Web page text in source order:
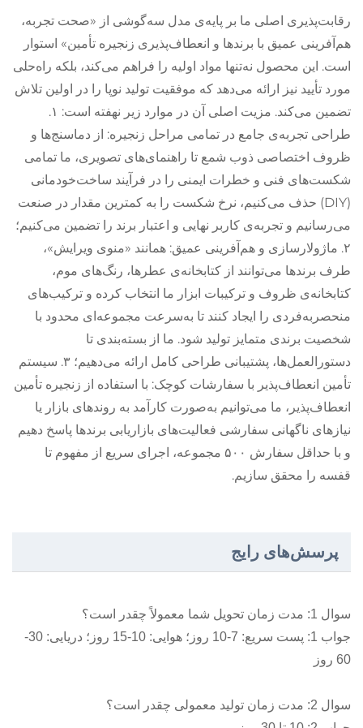
رقابت‌پذیری اصلی ما بر پایه‌ی مدل سه‌گوشی از «صحت تجربه،
هم‌آفرینی عمیق با برندها و انعطاف‌پذیری زنجیره تأمین» استوار
است. این محصول نه‌تنها مواد اولیه را فراهم می‌کند، بلکه راه‌حلی
مورد تأیید نیز ارائه می‌دهد که موفقیت تولید نوپا را در اولین تلاش
تضمین می‌کند. مزیت اصلی آن در موارد زیر نهفته است: ۱.
طراحی تجربه‌ی جامع در تمامی مراحل زنجیره: از دماسنج‌ها و
ظروف اختصاصی ذوب شمع تا راهنمای‌های تصویری، ما تمامی
شکست‌های فنی و خطرات ایمنی را در فرآیند ساخت‌خودمانی
(DIY) حذف می‌کنیم، نرخ شکست را به کمترین مقدار در صنعت
می‌رسانیم و تجربه‌ی کاربر نهایی و اعتبار برند را تضمین می‌کنیم؛
۲. ماژولارسازی و هم‌آفرینی عمیق: همانند «منوی ویرایش»،
طرف برندها می‌توانند از کتابخانه‌ی عطرها، رنگ‌های موم،
کتابخانه‌ی ظروف و ترکیبات ابزار ما انتخاب کرده و ترکیب‌های
منحصر‌به‌فردی را ایجاد کنند تا به‌سرعت مجموعه‌ای محدود با
شخصیت برندی متمایز تولید شود. ما از بسته‌بندی تا
دستورالعمل‌ها، پشتیبانی طراحی کامل ارائه می‌دهیم؛ ۳. سیستم
تأمین انعطاف‌پذیر با سفارشات کوچک: با استفاده از زنجیره تأمین
انعطاف‌پذیر، ما می‌توانیم به‌صورت کارآمد به روندهای بازار یا
نیازهای ناگهانی سفارشی فعالیت‌های بازاریابی برندها پاسخ دهیم
و با حداقل سفارش ۵۰۰ مجموعه، اجرای سریع از مفهوم تا
قفسه را محقق سازیم.
پرسش‌های رایج
سوال 1: مدت زمان تحویل شما معمولاً چقدر است؟
جواب 1: پست سریع: 7-10 روز؛ هوایی: 10-15 روز؛ دریایی: 30-
60 روز
سوال 2: مدت زمان تولید معمولی چقدر است؟